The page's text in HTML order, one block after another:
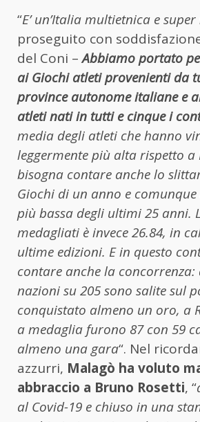
“E’ un’Italia multietnica e
proseguito con
del Coni –Abbiamo portato
ai Giochi atleti provenienti da
province autonome italiane e
atleti nati in tutti e cinque i
media degli atleti che hanno
leggermente più alta rispetto a
bisogna contare anche lo
Giochi di un anno e
più bassa degli ultimi 25 anni.
medagliati è invece 26.84, in
ultime edizioni. E in questo
contare anche la concorrenza:
nazioni su 205 sono salite sul
conquistato almeno un oro, a
a medaglia furono 87 con 59
almeno una gara“. Nel
azzurri, Malagò ha voluto
abbraccio a Bruno Rosetti, “
al Covid-19 e chiuso in una